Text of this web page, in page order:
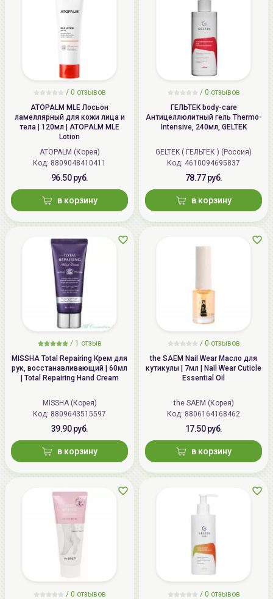
макияжа.
Очищение: Масло можно смешивать с кофе,
кокосовой стружкой и другими жёсткими
частицами для приготовления скраба.
Для детской кожи: Натуральной и безопасность
масла позволяет использовать его даже для
смягчения и снятия раздражений на детской
коже.
/ 0 отзывов
ATOPALM MLE Лосьон
ламеллярный для кожи лица и
тела | 120мл | ATOPALM MLE
Lotion
ATOPALM (Корея)
Код: 8809048410411
96.50 руб.
в корзину
/ 0 отзывов
ГЕЛЬТЕК body-care
Антицеллюлитный гель Thermo-
Intensive, 240мл, GELTEK
GELTEK ( ГЕЛЬТЕК ) (Россия)
Код: 4610094695837
78.77 руб.
в корзину
/ 1 отзыв
MISSHA Total Repairing Крем для
рук, восстанавливающий | 60мл
| Total Repairing Hand Cream
MISSHA (Корея)
Код: 8809643515597
39.90 руб.
в корзину
/ 0 отзывов
the SAEM Nail Wear Масло для
кутикулы | 7мл | Nail Wear Cuticle
Essential Oil
the SAEM (Корея)
Код: 8806164168462
17.50 руб.
в корзину
/ 0 отзывов
/ 0 отзывов